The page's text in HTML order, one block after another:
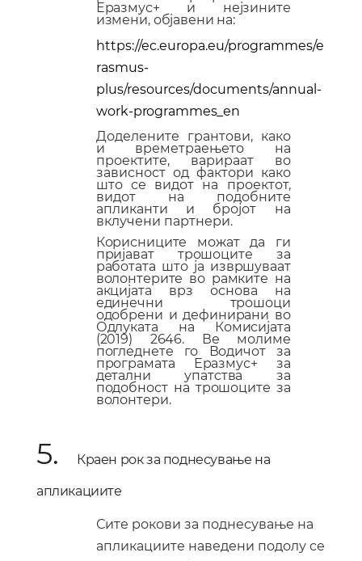
Еразмус+ и нејзините
измени, објавени на:
https://ec.europa.eu/programmes/e
rasmus-
plus/resources/documents/annual-
work-programmes_en
Доделените грантови, како
и времетраењето на
проектите, варираат во
зависност од фактори како
што се видот на проектот,
видот на подобните
апликанти и бројот на
вклучени партнери.
Корисниците можат да ги
пријават трошоците за
работата што ја извршуваат
волонтерите во рамките на
акцијата врз основа на
единечни трошоци
одобрени и дефинирани во
Одлуката на Комисијата
(2019) 2646. Ве молиме
погледнете го Водичот за
програмата Еразмус+ за
детални упатства за
подобност на трошоците за
волонтери.
5. Краен рок за поднесување на
апликациите
Сите рокови за поднесување на
апликациите наведени подолу се